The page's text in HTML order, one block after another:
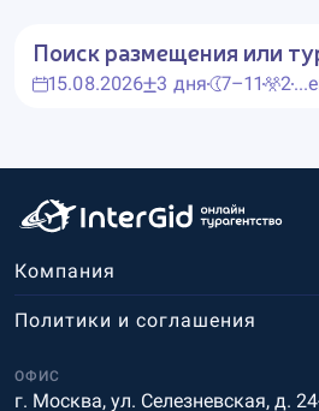
Поиск размещения или
15.08.2026 3 дня 7–11 2
Компания
ОФИС
г. Москва, ул. Селезневская, д.
Политики и соглашения